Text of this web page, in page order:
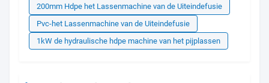
200mm Hdpe het Lassenmachine van de Uiteindefusie
Pvc-het Lassenmachine van de Uiteindefusie
1kW de hydraulische hdpe machine van het pijplassen